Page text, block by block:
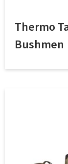
Thermo
Bushmen